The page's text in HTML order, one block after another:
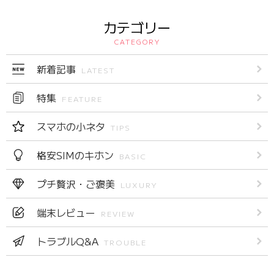
カテゴリー
CATEGORY
新着記事 LATEST
特集 FEATURE
スマホの小ネタ TIPS
格安SIMのキホン BASIC
プチ贅沢・ご褒美 LUXURY
端末レビュー REVIEW
トラブルQ&A TROUBLE